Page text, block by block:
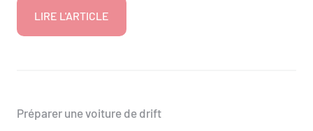
LIRE L'ARTICLE
Préparer une voiture de drift